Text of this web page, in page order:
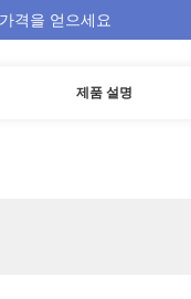
격을 얻으세요
제품 설명